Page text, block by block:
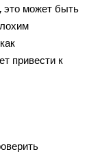
это может быть
привести к